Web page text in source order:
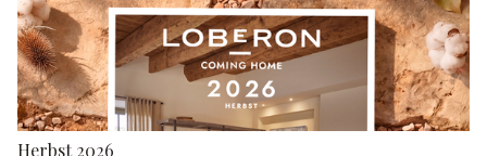
Herbst 2026